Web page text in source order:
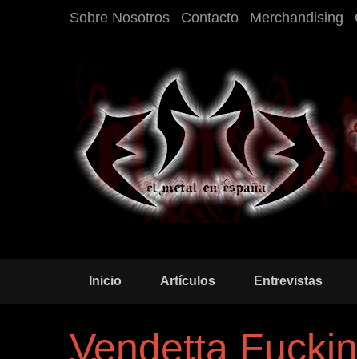
Sobre Nosotros Contacto Merchandising
Inicio Artículos Entrevistas
Vendetta